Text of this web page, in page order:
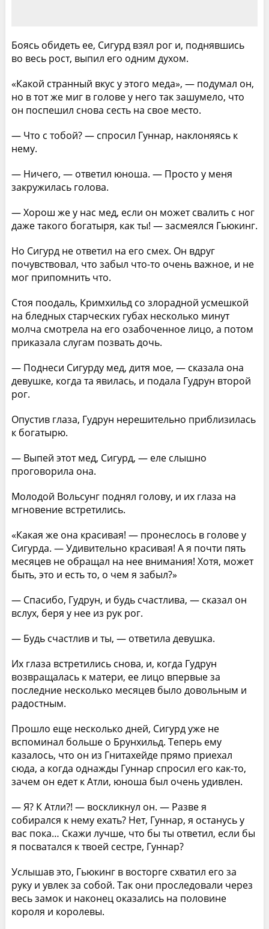
Боясь обидеть ее, Сигурд взял рог и, поднявшись
во весь рост, выпил его одним духом.
«Какой странный вкус у этого меда», — подумал он,
но в тот же миг в голове у него так зашумело, что
он поспешил снова сесть на свое место.
— Что с тобой? — спросил Гуннар, наклоняясь к
нему.
— Ничего, — ответил юноша. — Просто у меня
закружилась голова.
— Хорош же у нас мед, если он может свалить с ног
даже такого богатыря, как ты! — засмеялся Гьюкинг.
Но Сигурд не ответил на его смех. Он вдруг
почувствовал, что забыл что-то очень важное, и не
мог припомнить что.
Стоя поодаль, Кримхильд со злорадной усмешкой
на бледных старческих губах несколько минут
молча смотрела на его озабоченное лицо, а потом
приказала слугам позвать дочь.
— Поднеси Сигурду мед, дитя мое, — сказала она
девушке, когда та явилась, и подала Гудрун второй
рог.
Опустив глаза, Гудрун нерешительно приблизилась
к богатырю.
— Выпей этот мед, Сигурд, — еле слышно
проговорила она.
Молодой Вольсунг поднял голову, и их глаза на
мгновение встретились.
«Какая же она красивая! — пронеслось в голове у
Сигурда. — Удивительно красивая! А я почти пять
месяцев не обращал на нее внимания! Хотя, может
быть, это и есть то, о чем я забыл?»
— Спасибо, Гудрун, и будь счастлива, — сказал он
вслух, беря у нее из рук рог.
— Будь счастлив и ты, — ответила девушка.
Их глаза встретились снова, и, когда Гудрун
возвращалась к матери, ее лицо впервые за
последние несколько месяцев было довольным и
радостным.
Прошло еще несколько дней, Сигурд уже не
вспоминал больше о Брунхильд. Теперь ему
казалось, что он из Гнитахейде прямо приехал
сюда, а когда однажды Гуннар спросил его как-то,
зачем он едет к Атли, юноша был очень удивлен.
— Я? К Атли?! — воскликнул он. — Разве я
собирался к нему ехать? Нет, Гуннар, я останусь у
вас пока… Скажи лучше, что бы ты ответил, если бы
я посватался к твоей сестре, Гуннар?
Услышав это, Гьюкинг в восторге схватил его за
руку и увлек за собой. Так они проследовали через
весь замок и наконец оказались на половине
короля и королевы.